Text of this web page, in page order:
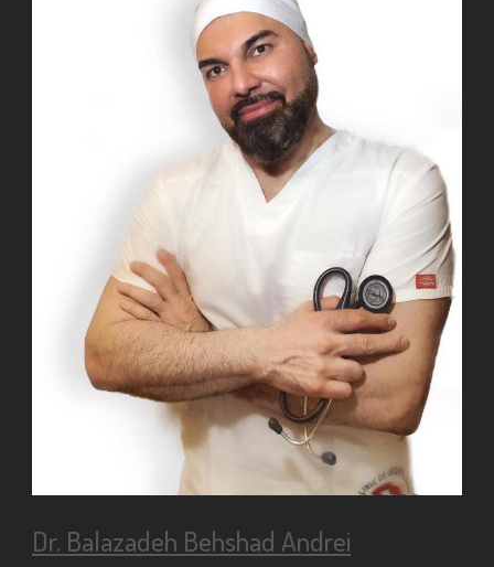
Dr. Balazadeh Behshad Andrei